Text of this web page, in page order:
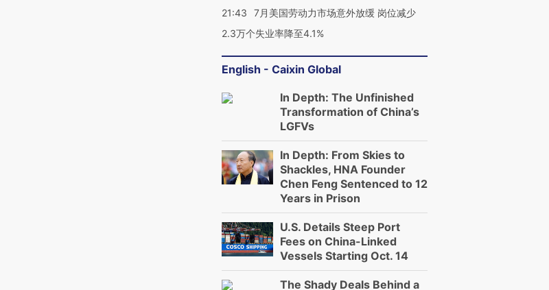
21:43
7月美国劳动力市场意外放缓 岗位减少
2.3万个失业率降至4.1%
English - Caixin Global
In Depth: The Unfinished
Transformation of China’s
LGFVs
In Depth: From Skies to
Shackles, HNA Founder
Chen Feng Sentenced to 12
Years in Prison
U.S. Details Steep Port
Fees on China-Linked
Vessels Starting Oct. 14
The Shady Deals Behind a